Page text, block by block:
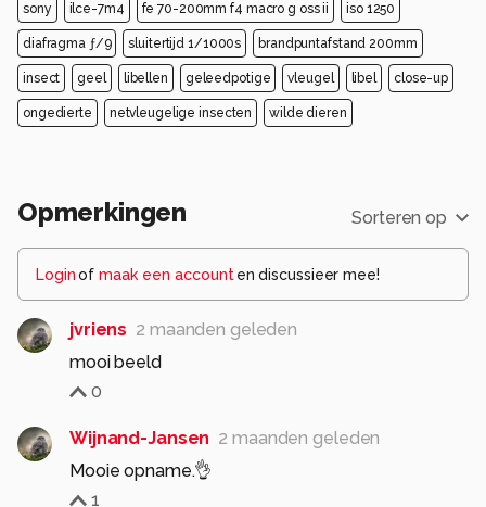
sony ilce-7m4 fe 70-200mm f4 macro g oss ii iso 1250
diafragma ƒ/9 sluitertijd 1/1000s brandpuntafstand 200mm
insect geel libellen geleedpotige vleugel libel close-up
ongedierte netvleugelige insecten wilde dieren
Opmerkingen Sorteren op
Loginof maak een account en discussieer mee!
jvriens 2 maanden geleden
mooi beeld
0
Wijnand-Jansen 2 maanden geleden
Mooie opname.👌
1